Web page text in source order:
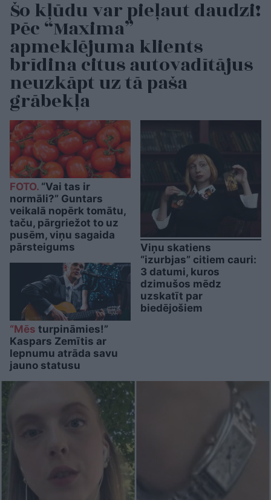
Šo kļūdu var pieļaut daudzi!
Pēc “Maxima”
apmeklējuma klients
brīdina citus autovadītājus
neuzkāpt uz tā paša
grābekļa
FOTO. “Vai tas ir
normāli?” Guntars
veikalā nopērk tomātu,
taču, pārgriežot to uz
pusēm, viņu sagaida
pārsteigums
“Mēs turpināmies!”
Kaspars Zemītis ar
lepnumu atrāda savu
jauno statusu
Viņu skatiens
“izurbjas” citiem cauri:
3 datumi, kuros
dzimušos mēdz
uzskatīt par
biedējošiem